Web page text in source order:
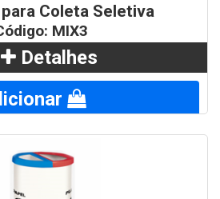
Coleta Seletiva
MIX3
Detalhes